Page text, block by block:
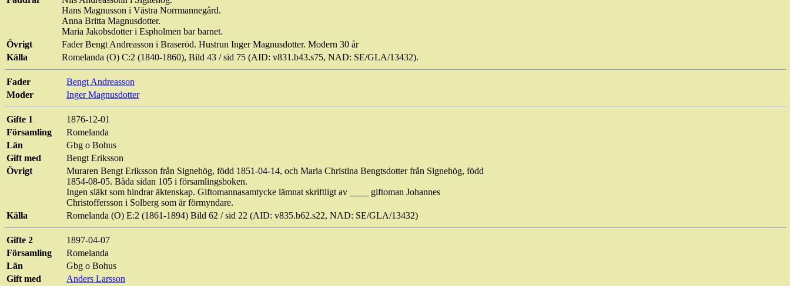
Hans Magnusson i Västra Norrmannegård.
Anna Britta Magnusdotter.
Maria Jakobsdotteri Espholmen bar barnet.
Övrigt
Fader Bengt Andreasson i Braseröd. Hustrun Inger Magnusdotter. Modern 30 år
Källa
Romelanda (O) C:2 (1840-1860), Bild 43 / sid 75 (AID: v831.b43.s75, NAD: SE/GLA/13432).
Fader
Bengt Andreasson
Moder
Inger Magnusdotter
Gifte 1
1876-12-01
Församling
Romelanda
Län
Gbg o Bohus
Gift med
Bengt Eriksson
Övrigt
Muraren Bengt Eriksson från Signehög, född 1851-04-14, och Maria Christina Bengtsdotter från Signehög, född
1854-08-05. Båda sidan 105 i församlingsboken.
Ingen släkt som hindrar äktenskap. Giftomannasamtycke lämnat skriftligt av ____ giftoman Johannes
Christoffersson i Solberg som är förmyndare.
Källa
Romelanda (O) E:2 (1861-1894) Bild 62 / sid 22 (AID: v835.b62.s22, NAD: SE/GLA/13432)
Gifte 2
1897-04-07
Församling
Romelanda
Län
Gbg o Bohus
Gift med
Anders Larsson